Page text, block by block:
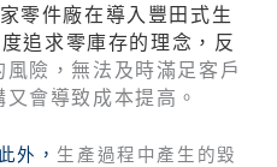
零件廠在導入豐田式生
追求零庫存的理念，反
風險，無法及時滿足客戶
會導致成本提高。
外， 生產過程中產生的毀